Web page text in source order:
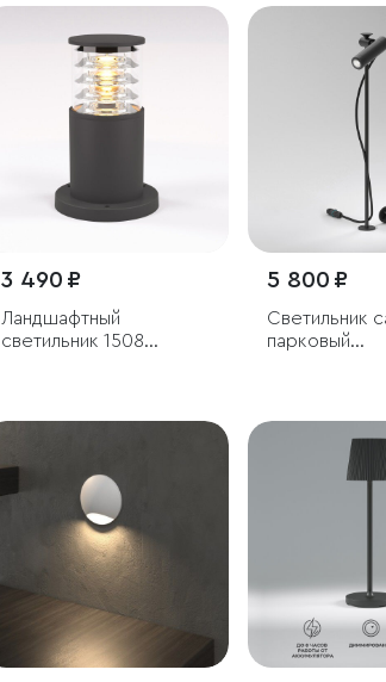
3 490 ₽
Ландшафтный
светильник 1508
5 800 ₽
Светильник
парковый